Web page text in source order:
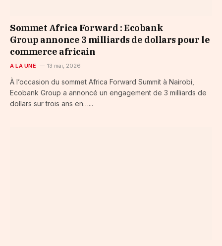
Sommet Africa Forward : Ecobank
Group annonce 3 milliards de dollars pour le
commerce africain
A LA UNE 13 mai, 2026
À l’occasion du sommet Africa Forward Summit à Nairobi,
Ecobank Group a annoncé un engagement de 3 milliards de
dollars sur trois ans en…...